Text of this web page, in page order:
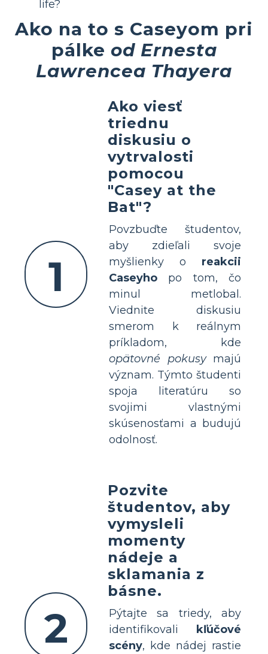
life?
Ako na to s Caseyom pri
pálke od Ernesta
Lawrencea Thayera
1
Ako viesť
triednu
diskusiu o
vytrvalosti
pomocou
"Casey at the
Bat"?
Povzbuďte študentov,
aby zdieľali svoje
myšlienky o reakcii
Caseyho po tom, čo
minul metlobal.
Viednite diskusiu
smerom k reálnym
príkladom, kde
opätovné pokusymajú
význam. Týmto študenti
spoja literatúru so
svojimi vlastnými
skúsenosťami a budujú
odolnosť.
2
Pozvite
študentov, aby
vymysleli
momenty
nádeje a
sklamania z
básne.
Pýtajte sa triedy, aby
identifikovali
kľúčové
scény, kde nádej rastie